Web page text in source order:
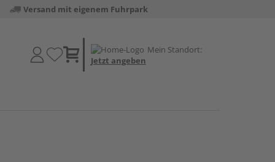
Versand mit eigenem Fuhrpark
Mein Standort:
Jetzt angeben